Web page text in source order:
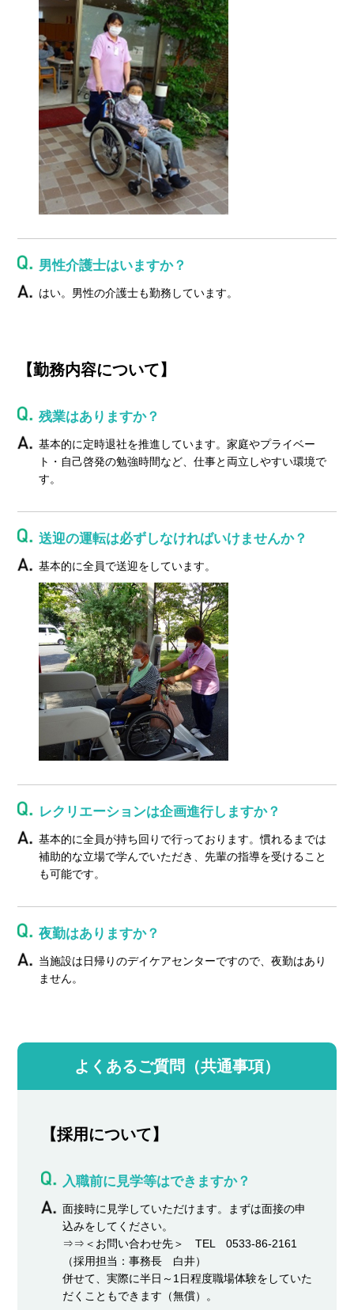
男性介護士はいますか？
はい。男性の介護士も勤務しています。
【勤務内容について】
残業はありますか？
基本的に定時退社を推進しています。家庭やプライベー
ト・自己啓発の勉強時間など、仕事と両立しやすい環境で
す。
送迎の運転は必ずしなければいけませんか？
基本的に全員で送迎をしています。
レクリエーションは企画進行しますか？
基本的に全員が持ち回りで行っております。慣れるまでは
補助的な立場で学んでいただき、先輩の指導を受けること
も可能です。
夜勤はありますか？
当施設は日帰りのデイケアセンターですので、夜勤はあり
ません。
よくあるご質問（共通事項）
【採用について】
入職前に見学等はできますか？
面接時に見学していただけます。まずは面接の申
込みをしてください。
⇒⇒＜お問い合わせ先＞ TEL 0533-86-2161
（採用担当：事務長 白井）
併せて、実際に半日～1日程度職場体験をしていた
だくこともできます（無償）。